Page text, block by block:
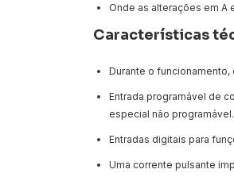
Onde as alterações em A
Características
Durante o
Entrada programável de
especial não programável.
Entradas digitais para
Uma corrente pulsante